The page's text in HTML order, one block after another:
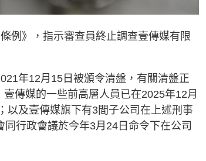
例》，指示審查員終止調查壹傳媒有限
年12月15日被頒令清盤，有關清盤正
傳媒的一些前高層人員已在2025年12月
以及壹傳媒旗下有3間子公司在上述刑事
行政會議於今年3月24日命令下在公司